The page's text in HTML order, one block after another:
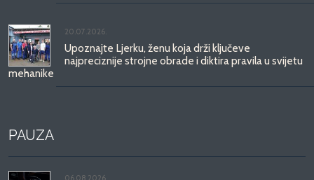
20.07.2026.
Upoznajte Ljerku, ženu koja drži ključeve
najpreciznije strojne obrade i diktira pravila u svijetu
mehanike
PAUZA
06.08.2026.